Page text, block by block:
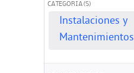
CATEGORIA(S)
Instalaciones y
Mantenimientos